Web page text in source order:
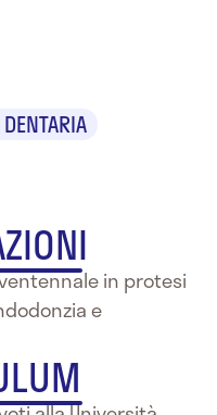
in protesi
e